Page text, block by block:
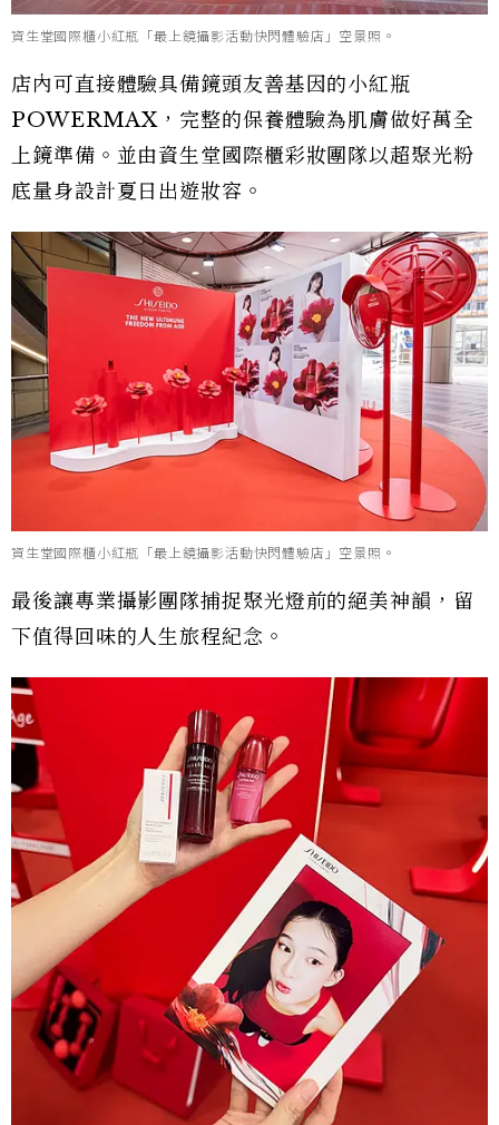
資生堂國際櫃小紅瓶「最上鏡攝影活動快閃體驗店」空景照。
店內可直接體驗具備鏡頭友善基因的小紅瓶
POWERMAX，完整的保養體驗為肌膚做好萬全
上鏡準備。並由資生堂國際櫃彩妝團隊以超聚光粉
底量身設計夏日出遊妝容。
資生堂國際櫃小紅瓶「最上鏡攝影活動快閃體驗店」空景照。
最後讓專業攝影團隊捕捉聚光燈前的絕美神韻，留
下值得回味的人生旅程紀念。